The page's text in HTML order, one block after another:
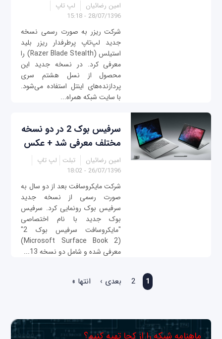
امین رضائیان
لپ تاپ
28/07/1396 - 15:18
شرکت ریزر به صورت رسمی نسخه
جدید لپ‌تاپ پرطرفدار ریزر بلید
استیلس (Razer Blade Stealth) را
معرفی کرد. در نسخه جدید این
محصول از نسل هشتم سری
پردازنده‌های اینتل استفاده می‌شود.
با سایت شبکه همراه...
سرفیس بوک 2 در دو نسخه
مختلف معرفی شد + عکس
امین رضائیان تبلت
لپ تاپ
26/07/1396 - 18:02
شرکت مایکروسافت بعد از دو سال به
صورت رسمی از نسخه جدید
سرفیس بوک رونمایی کرد. سرفیس
بوک جدید با نام اختصاصی
"مایکروسافت سرفیس بوک 2"
(Microsoft Surface Book 2)
معرفی شده و شامل دو نسخه 13...
1
2 بعدی › انتها »
ماهنامه شبکه را از کجا تهیه کنیم؟